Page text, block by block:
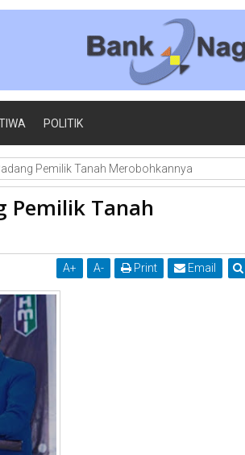
POLITIK
Pemilik Tanah Merobohkannya
Pemilik Tanah
A+ A- Print Email